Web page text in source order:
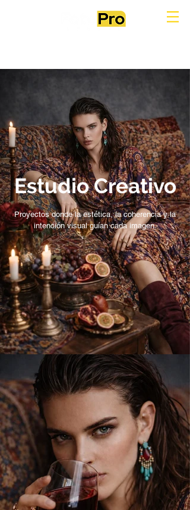
Estudio Creativo
Proyectos donde la estética, la coherencia y la
intención visual guían cada imagen.